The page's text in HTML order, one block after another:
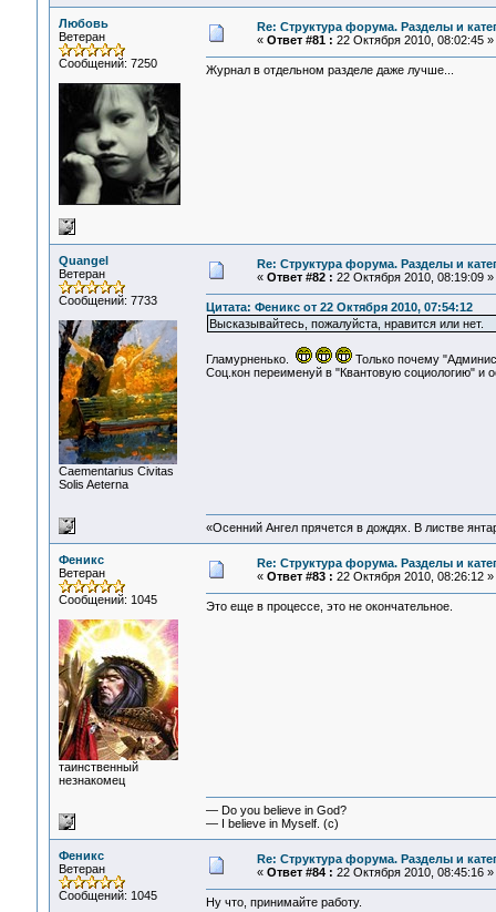
Любовь
Ветеран
Сообщений: 7250
Re: Структура форума. Разделы и
« Ответ #81 : 22 Октября 2010, 08:02:45 »
Журнал в отдельном разделе даже лучше...
Quangel
Ветеран
Сообщений: 7733
Сaementarius Civitas
Solis Aeterna
Re: Структура форума. Разделы и
« Ответ #82 : 22 Октября 2010, 08:19:09 »
Цитата: Феникс от 22 Октября 2010, 07:54:12
Высказывайтесь, пожалуйста, нравится или нет.
Гламурненько.
Только почему
Соц.кон переименуй в "Квантовую социологию"
«Осенний Ангел прячется в дождях. В листве
Феникс
Ветеран
Сообщений: 1045
таинственный
незнакомец
Re: Структура форума. Разделы и
« Ответ #83 : 22 Октября 2010, 08:26:12 »
Это еще в процессе, это не окончательное.
— Do you believe in God?
— I believe in Myself. (c)
Феникс
Ветеран
Сообщений: 1045
Re: Структура форума. Разделы и
« Ответ #84 : 22 Октября 2010, 08:45:16 »
Ну что, принимайте работу.